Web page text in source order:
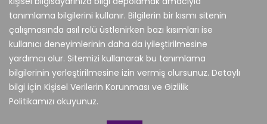
tanımlama bilgilerini kullanır. Bilgilerin bir kısmı sitenin
çalışmasında asıl rolü üstlenirken bazı kısımları ise
kullanıcı deneyimlerinin daha da iyileştirilmesine
yardımcı olur. Sitemizi kullanarak bu tanımlama
bilgilerinin yerleştirilmesine izin vermiş olursunuz. Detaylı
bilgi için Kişisel Verilerin Korunması ve Gizlilik
Politikamızı okuyunuz.